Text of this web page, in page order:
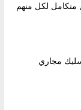
لكل منهم
مجاري